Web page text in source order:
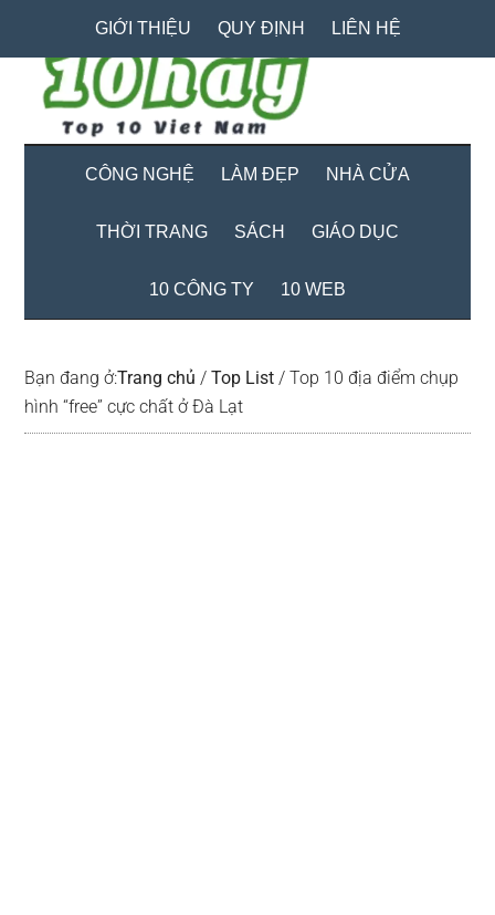
content
secondary
menu
primary
sidebar
GIỚI THIỆU QUY ĐỊNH LIÊN HỆ
CÔNG NGHỆ LÀM ĐẸP NHÀ CỬA
THỜI TRANG SÁCH GIÁO DỤC
10 CÔNG TY 10 WEB
Bạn đang ở:Trang chủ / Top List / Top 10 địa điểm chụp
hình “free” cực chất ở Đà Lạt